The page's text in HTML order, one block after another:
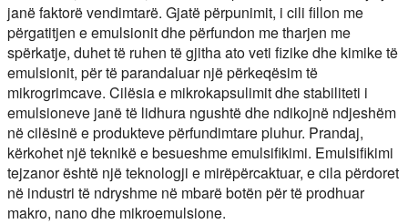
janë faktorë vendimtarë. Gjatë përpunimit, i cili fillon me
përgatitjen e emulsionit dhe përfundon me tharjen me
spërkatje, duhet të ruhen të gjitha ato veti fizike dhe kimike të
emulsionit, për të parandaluar një përkeqësim të
mikrogrimcave. Cilësia e mikrokapsulimit dhe stabiliteti i
emulsioneve janë të lidhura ngushtë dhe ndikojnë ndjeshëm
në cilësinë e produkteve përfundimtare pluhur. Prandaj,
kërkohet një teknikë e besueshme emulsifikimi. Emulsifikimi
tejzanor është një teknologji e mirëpërcaktuar, e cila përdoret
në industri të ndryshme në mbarë botën për të prodhuar
makro, nano dhe mikroemulsione.